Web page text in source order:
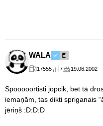
WALA
17555 7 19.06.2002
Spooooortisti jopcik, bet tā
iemaņām, tas dikti spriganais
jēriņš :D:D:D